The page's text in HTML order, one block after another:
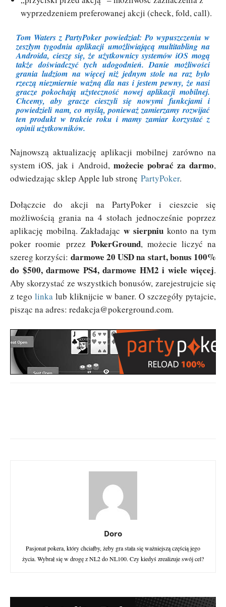
wyprzedzeniem preferowanej akcji (check, fold, call).
Tom Waters z PartyPoker powiedział: Po wypuszczeniu w
zeszłym tygodniu aplikacji umożliwiającą multitabling na
Androida, cieszę się, że użytkownicy systemów iOS mogą
także doświadczyć tych udogodnień. Danie możliwości
grania ludziom na więcej niż jednym stole na raz było
rzeczą niezmiernie ważną dla nas i jestem pewny, że nasi
gracze pokochają użyteczność nowej aplikacji mobilnej.
Chcemy, aby gracze cieszyli się nowymi funkcjami i
powiedzieli nam, co myślą, ponieważ zamierzamy rozwijać
ten produkt w trakcie roku i mamy zamiar korzystać z
opinii użytkowników.
Najnowszą aktualizację aplikacji mobilnej zarówno na
system iOS, jak i Android, możecie pobrać za darmo,
odwiedzając sklep Apple lub stronę PartyPoker.
Dołączcie do akcji na PartyPoker i cieszcie się
możliwością grania na 4 stołach jednocześnie poprzez
aplikację mobilną. Zakładającw sierpniukonto na tym
poker roomie przez PokerGround, możecie liczyć na
szereg korzyści: darmowe 20 USD na start, bonus 100%
do $500, darmowe PS4, darmowe HM2 i wiele więcej.
Aby skorzystać ze wszystkich bonusów, zarejestrujcie się
z tego linka lub kliknijcie w baner. O szczegóły pytajcie,
pisząc na adres: redakcja@pokerground.com.
Doro
Pasjonat pokera, który chciałby, żeby gra stała się ważniejszą częścią jego
życia. Wybrał się w drogę z NL2 do NL100. Czy kiedyś zrealizuje swój cel?